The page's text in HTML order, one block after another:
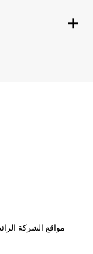
مواقع الشركة